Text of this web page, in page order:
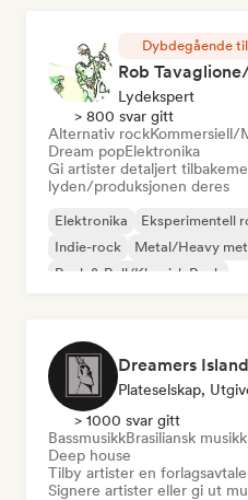
Dybdegående
Rob
Lydekspert
> 800 svar gitt
Alternativ rockKommersiell/
Dream popElektronika
Gi artister detaljert
lyden/produksjonen deres
Elektronika Eksperimentell
Indie-rock
Metal/Heavy
Rock & Roll/Klassisk Rock
Dreamers
Plateselskap,
> 1000 svar gitt
BassmusikkBrasiliansk musikk
Deep house
Tilby artister en forlagsavtale
Signere artister eller gi ut